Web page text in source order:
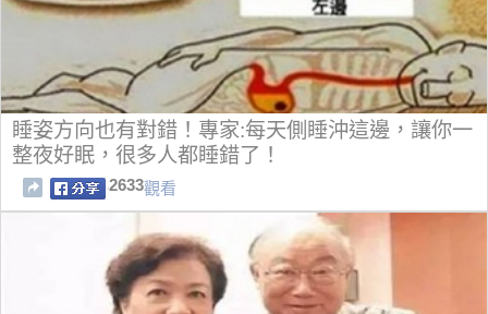
睡姿方向也有對錯！專家:每天側睡沖這邊，讓你一
整夜好眠，很多人都睡錯了！
2633觀看